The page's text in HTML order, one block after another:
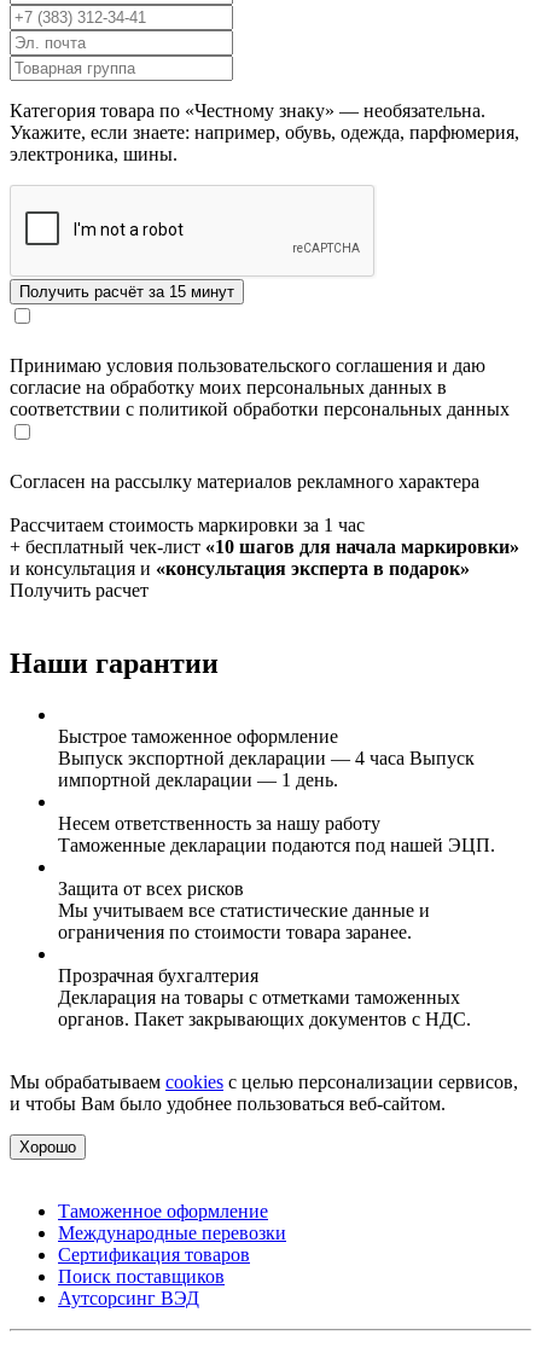
Категория товара по «Честному знаку» — необязательна.
Укажите, если знаете: например, обувь, одежда, парфюмерия,
электроника, шины.
Принимаю условия пользовательского соглашения и даю
согласие на обработку моих персональных данных в
соответствии с политикой обработки персональных данных
Согласен на рассылку материалов рекламного характера
Рассчитаем стоимость маркировки за 1 час
+ бесплатный чек-лист «10 шагов для начала маркировки»
и консультация и «консультация эксперта в подарок»
Получить расчет
Наши гарантии
Быстрое таможенное оформление
Выпуск экспортной декларации — 4 часа Выпуск
импортной декларации — 1 день.
Несем ответственность за нашу работу
Таможенные декларации подаются под нашей ЭЦП.
Защита от всех рисков
Мы учитываем все статистические данные и
ограничения по стоимости товара заранее.
Прозрачная бухгалтерия
Декларация на товары с отметками таможенных
органов. Пакет закрывающих документов с НДС.
Мы обрабатываем cookies с целью персонализации сервисов,
и чтобы Вам было удобнее пользоваться веб-сайтом.
Хорошо
Таможенное оформление
Международные перевозки
Сертификация товаров
Поиск поставщиков
Аутсорсинг ВЭД